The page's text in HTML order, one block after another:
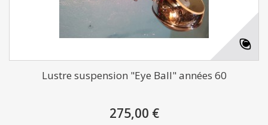
Lustre suspension "Eye Ball" années 60
275,00 €